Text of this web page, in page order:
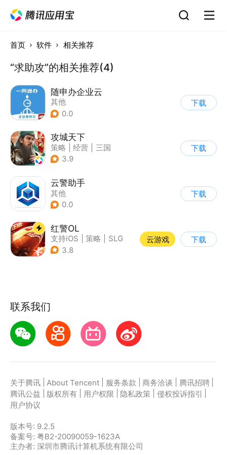
首页 软件 相关推荐
“求助攻”的相关推荐(4)
随申办企业云
其他
0.0
下载
攻城天下
策略 经营
三国
| 千人同屏
3.9
下载
云警助手
其他
0.0
下载
红警OL
支持iOS 策略
SLG
| 二战
3.8
云游戏 下载
联系我们
关于腾讯 About Tencent 服务条款 商务洽谈 腾讯招聘
腾讯公益
版权所有 用户权限 隐私政策 侵权投诉指引
用户协议
版本号: 9.2.5
备案号: 粤B2-20090059-1623A
主办者: 深圳市腾讯计算机系统有限公司